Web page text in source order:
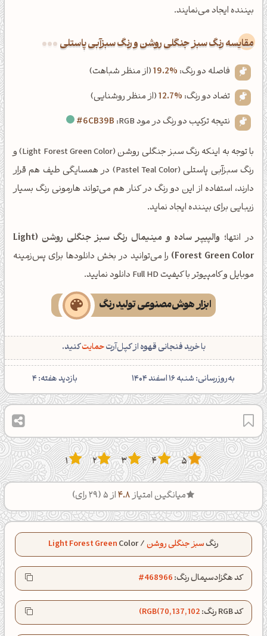
بیننده ایجاد می‌نمایند.
‌مقایسه رنگ سبز جنگلی روشن و رنگ سبزآبی پاستلی
فاصله دو رنگ: 19.2%(از منظر شباهت)
تضاد دو رنگ: 12.7%(از منظر روشنایی)
نتیجه ترکیب دو رنگ در مود RGB:
#6CB39B
با توجه به اینکه رنگ سبز جنگلی روشن (Light Forest Green Color) و
رنگ سبزآبی پاستلی (Pastel Teal Color) در همسایگی طیف هم قرار
دارند، استفاده از این دو رنگ در کنار هم می‌تواند هارمونی رنگ بسیار
زیبایی برای بیننده ایجاد نماید.
در انتها؛
والپیپر ساده و مینیمال رنگ سبز جنگلی روشن (Light
Forest Green Color) را می‌توانید در بخش دانلودها برای پس‌زمینه
موبایل و کامپیوتر با کیفیت Full HD دانلود نمایید.
ابزار هوش‌مصنوعی تولید رنگ
با خرید فنجانی قهوه از کپل‌آرتحمایتکنید.
‌به‌روزرسانی: شنبه 16 اسفند 1404 بازدید هفته:4
5
4
3
2
1
میانگین امتیاز4.8از 5 ( 29رای)
رنگسبز جنگلی روشن/
Color
Light Forest Green
کد هگزادسیمال رنگ:#468966
کد RGB رنگ: RGB(70, 137, 102)